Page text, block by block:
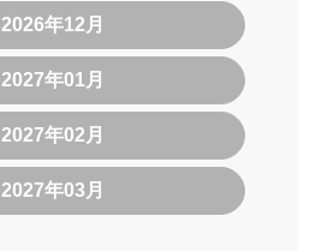
2026年12月
2027年01月
2027年02月
2027年03月